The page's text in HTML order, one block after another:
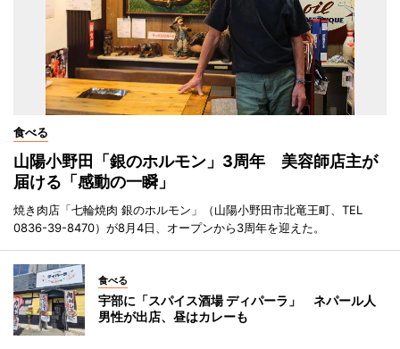
食べる
山陽小野田「銀のホルモン」3周年 美容師店主が
届ける「感動の一瞬」
焼き肉店「七輪焼肉 銀のホルモン」（山陽小野田市北竜王町、TEL
0836-39-8470）が8月4日、オープンから3周年を迎えた。
食べる
宇部に「スパイス酒場 ディパーラ」 ネパール人
男性が出店、昼はカレーも